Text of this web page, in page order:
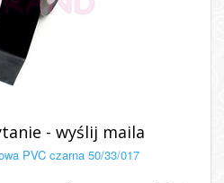
- wyślij maila
PVC czarna 50/33/017